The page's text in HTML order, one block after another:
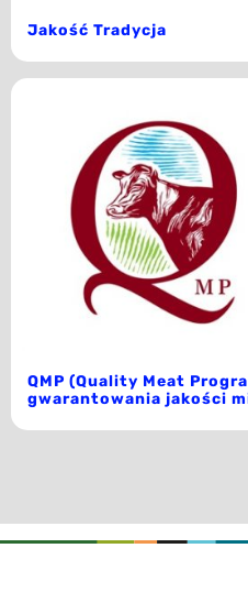
Jakość Tradycja
QMP (Quality Meat
gwarantowania jakości